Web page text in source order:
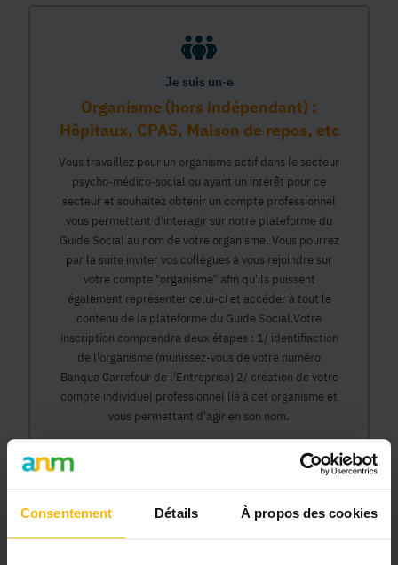
Consentement Détails À propos des cookies
Je suis un·e
Organisme (hors indépendant) :
Hôpitaux, CPAS, Maison de repos, etc
Vous travaillez pour un organisme actif dans le secteur
psycho-médico-social ou ayant un intérêt pour ce
secteur et souhaitez obtenir un compte professionnel
vous permettant d'interagir sur notre plateforme du
Guide Social au nom de votre organisme. Vous pourrez
par la suite inviter vos collègues à vous rejoindre sur
votre compte "organisme" afin qu'ils puissent
également représenter celui-ci et accéder à tout le
contenu de la plateforme du Guide Social.Votre
inscription comprendra deux étapes : 1/ identifiaction
de l'organisme (munissez-vous de votre numéro
Banque Carrefour de l'Entreprise) 2/ création de votre
compte individuel professionnel lié à cet organisme et
vous permettant d'agir en son nom.